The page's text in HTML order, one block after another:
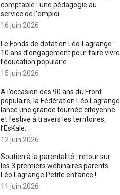
comptable : une pédagogie au
service de l’emploi
16 juin 2026
Le Fonds de dotation Léo Lagrange :
10 ans d’engagement pour faire vivre
l’éducation populaire
15 juin 2026
A l’occasion des 90 ans du Front
populaire, la Fédération Léo Lagrange
lance une grande tournée citoyenne
et festive à travers les territoires,
l’EsKale.
12 juin 2026
Soutien à la parentalité : retour sur
les 3 premiers webinaires parents
Léo Lagrange Petite enfance !
11 juin 2026